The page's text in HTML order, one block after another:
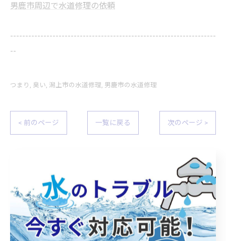
男鹿市周辺で水道修理の依頼
--------------------------------------------------------------------
--
つまり 臭い 潟上市の水道修理 男鹿市の水道修理
< 前のページ 一覧に戻る 次のページ >
#トイレ #詰まり #解消 #原因